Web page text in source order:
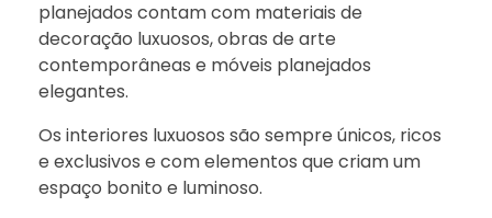
planejados contam com materiais de
decoração luxuosos, obras de arte
contemporâneas e móveis planejados
elegantes.
Os interiores luxuosos são sempre únicos, ricos
e exclusivos e com elementos que criam um
espaço bonito e luminoso.